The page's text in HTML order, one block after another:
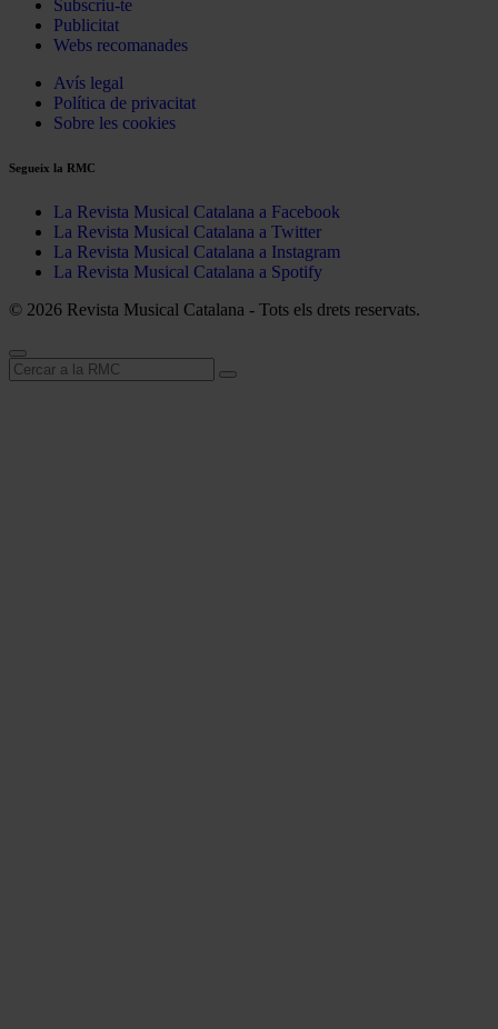
Subscriu-te
Publicitat
Webs recomanades
Avís legal
Política de privacitat
Sobre les cookies
Segueix la RMC
La Revista Musical Catalana a Facebook
La Revista Musical Catalana a Twitter
La Revista Musical Catalana a Instagram
La Revista Musical Catalana a Spotify
© 2026 Revista Musical Catalana - Tots els drets reservats.
Cerca